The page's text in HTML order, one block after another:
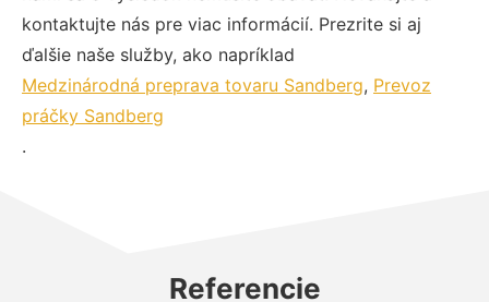
kontaktujte nás pre viac informácií. Prezrite si aj
ďalšie naše služby, ako napríklad
Medzinárodná preprava tovaru Sandberg, Prevoz
práčky Sandberg
.
Referencie